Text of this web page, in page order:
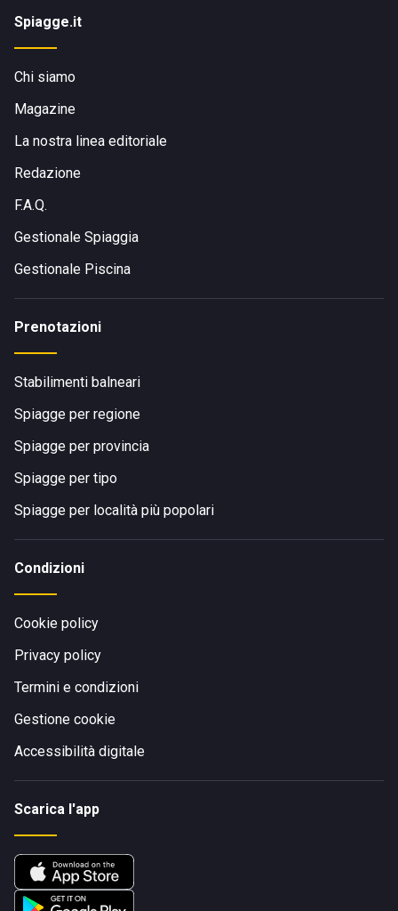
Spiagge.it
Chi siamo
Magazine
La nostra linea editoriale
Redazione
F.A.Q.
Gestionale Spiaggia
Gestionale Piscina
Prenotazioni
Stabilimenti balneari
Spiagge per regione
Spiagge per provincia
Spiagge per tipo
Spiagge per località più popolari
Condizioni
Cookie policy
Privacy policy
Termini e condizioni
Gestione cookie
Accessibilità digitale
Scarica l'app